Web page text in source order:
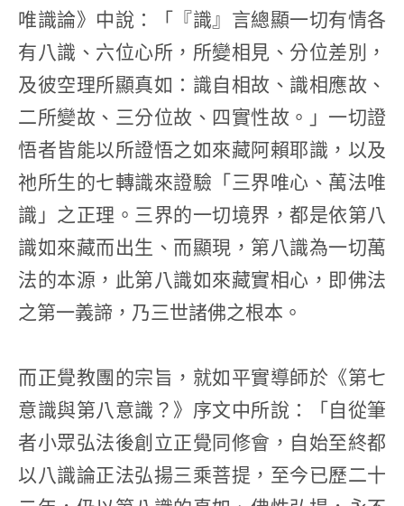
唯識論》中說：「『識』言總顯一切有情各
有八識、六位心所，所變相見、分位差別，
及彼空理所顯真如：識自相故、識相應故、
二所變故、三分位故、四實性故。」一切證
悟者皆能以所證悟之如來藏阿賴耶識，以及
祂所生的七轉識來證驗「三界唯心、萬法唯
識」之正理。三界的一切境界，都是依第八
識如來藏而出生、而顯現，第八識為一切萬
法的本源，此第八識如來藏實相心，即佛法
之第一義諦，乃三世諸佛之根本。
而正覺教團的宗旨，就如平實導師於《第七
意識與第八意識？》序文中所說：「自從筆
者小眾弘法後創立正覺同修會，自始至終都
以八識論正法弘揚三乘菩提，至今已歷二十